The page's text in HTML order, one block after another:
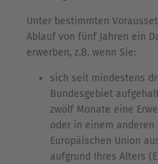
Unter bestimmten
Ablauf von fünf Jahren ein
erwerben, z.B. wenn Sie:
sich seit mindestens
Bundesgebiet
zwölf Monate eine
oder in einem
Europäischen Union
aufgrund Ihres Alters